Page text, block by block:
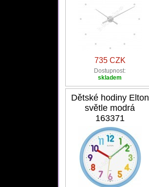
735 CZK
Dostupnost:
skladem
Dětské hodiny Elton
světle modrá
163371